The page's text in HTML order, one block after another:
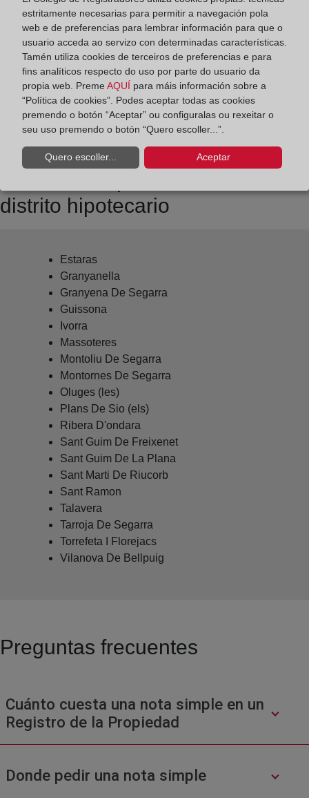
cervera@registrodelapropiedad.org
Datos del Registrador:
Dorleta Pilar Sanza Olaizola
Delegado de Protección de Datos:
dpo@corpme.es
distrito hipotecario
Estaras
Granyanella
Granyena De Segarra
Guissona
Ivorra
Massoteres
Montoliu De Segarra
Montornes De Segarra
Oluges (les)
Plans De Sio (els)
Ribera D'ondara
Sant Guim De Freixenet
Sant Guim De La Plana
Sant Marti De Riucorb
Sant Ramon
Talavera
Tarroja De Segarra
Torrefeta I Florejacs
Vilanova De Bellpuig
Preguntas frecuentes
Cuánto cuesta una nota simple en un
Registro de la Propiedad
Donde pedir una nota simple
estritamente necesarias para permitir a navegación pola
web e de preferencias para lembrar información para que o
usuario acceda ao servizo con determinadas características.
Tamén utiliza cookies de terceiros de preferencias e para
fins analíticos respecto do uso por parte do usuario da
propia web. Preme AQUÍ para máis información sobre a
“Política de cookies”. Podes aceptar todas as cookies
premendo o botón “Aceptar” ou configuralas ou rexeitar o
seu uso premendo o botón “Quero escoller...”.
Quero escoller... Aceptar